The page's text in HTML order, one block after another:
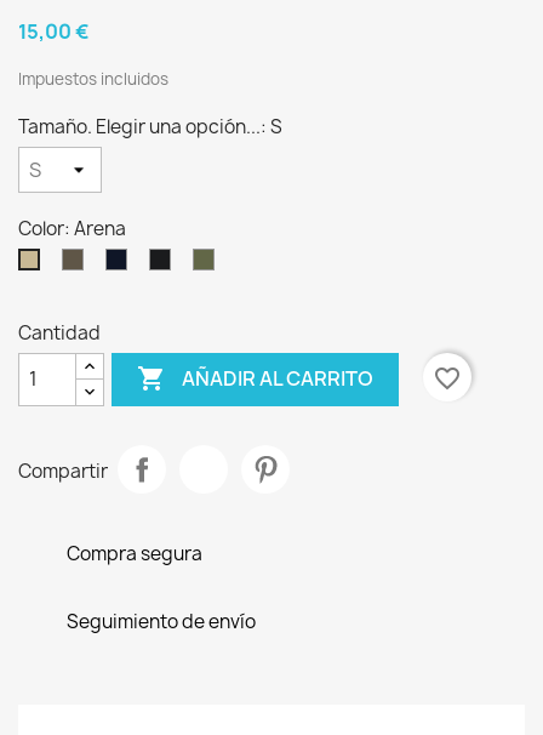
15,00 €
Impuestos incluidos
Tamaño. Elegir una opción...: S
Color: Arena
Cantidad
 AÑADIR AL CARRITO favorite_border
Compartir
Compra segura
Seguimiento de envío